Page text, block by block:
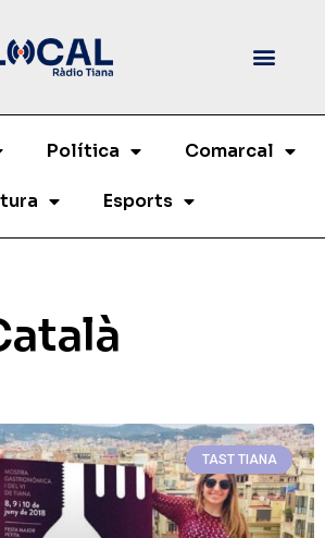
Política Comarcal
Esports
TAST TIANA